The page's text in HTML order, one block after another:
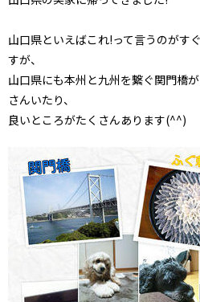
山口県といえばこれ!って言うのがす
すが、
山口県にも本州と九州を繋ぐ関門橋
さんいたり、
良いところがたくさんあります(^^)